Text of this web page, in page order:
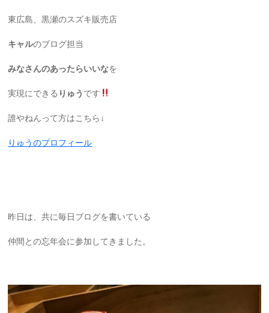
東広島、黒瀬のスズキ販売店
キャルのブログ担当
みなさんのあったらいいなを
実現にできる りゅう です
誰やねんって方はこちら↓
りゅうのプロフィール
昨日は、共に毎日ブログを書いている
仲間との忘年会に参加してきました。